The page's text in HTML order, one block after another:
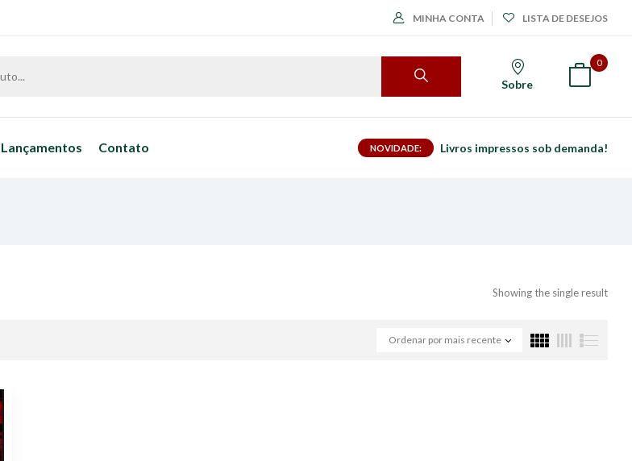
MINHA CONTA LISTA DE DESEJOS
Sobre
0
Lançamentos Contato NOVIDADE: Livros impressos sob demanda!
Showing the single result
Ordenar por mais recente